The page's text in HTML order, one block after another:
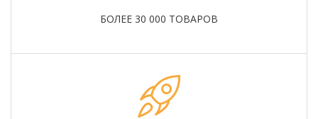
БОЛЕЕ 30 000 ТОВАРОВ